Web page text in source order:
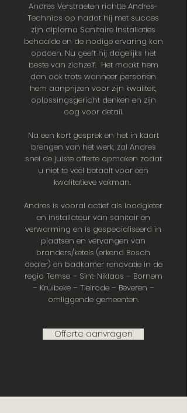
Andres Verstraeten richtte Andres-
Technics op nadat hij met succes
zijn diploma Sanitaire Installaties
behaalde en de nodige ervaring kon
opdoen. Nu geeft hij dagelijks het
beste van zichzelf. Het maakt hem
dan ook trots wanneer personen
hem aanprijzen voor zijn kwaliteit,
oplossingsgericht denken en zijn
oog voor detail.
Na een kort gesprek en het in kaart
brengen van het werk, zal Andres
snel de juiste offerte opmaken zodat
u niet te veel betaalt voor een
kwalitatieve vakman.
Andres is vooral actief als loodgieter
en installateur van sanitair en
verwarming en is gespecialiseerd in
plaatsen en vervangen van
branders/ketels (erkend Bosch
dealer) en badkamer renovatie in de
regio Temse – Sint-Niklaas – Bornem
– Kruibeke – Tielrode – Beveren –
omliggende gemeenten.
Offerte aanvragen